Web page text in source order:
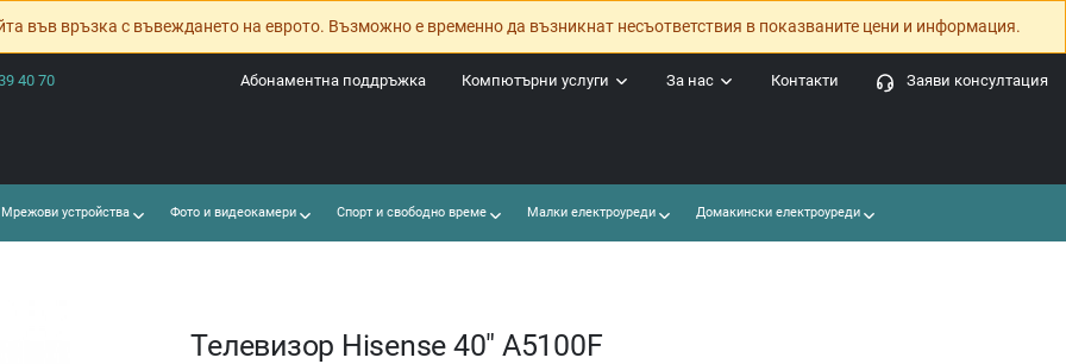
във връзка с въвеждането на еврото. Възможно е временно да възникнат несъответствия в показваните цени и информация.
40 70 Заяви консултация
Контакти
За нас
Компютърни услуги
Абонаментна поддръжка
устройства Фото и видеокамери Спорт и свободно време Малки електроуреди Домакински електроуреди
Телевизор Hisense 40" A5100F